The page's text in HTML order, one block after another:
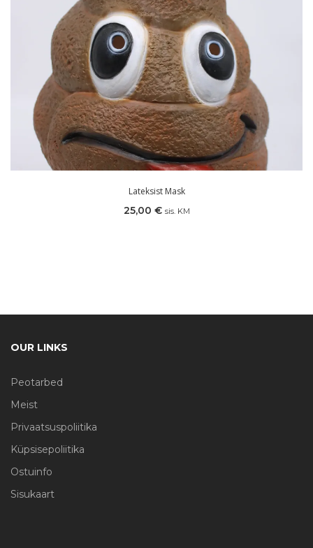
Lateksist Mask
25,00 € sis. KM
OUR LINKS
Peotarbed
Meist
Privaatsuspoliitika
Küpsisepoliitika
Ostuinfo
Sisukaart